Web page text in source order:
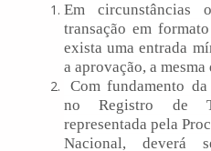
Em circunstâncias
transação em
exista uma entrada
a aprovação, a
Com fundamento
no Registro de
representada pela
Nacional, deverá